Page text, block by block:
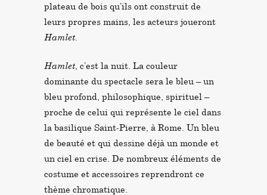
plateau de bois qu’ils ont construit de
leurs propres mains, les acteurs joueront
Hamlet
Hamlet , c’est la nuit. La couleur
dominante du spectacle sera le bleu – un
bleu profond, philosophique, spirituel –
proche de celui qui représente le ciel dans
la basilique Saint-Pierre, à Rome. Un bleu
de beauté et qui dessine déjà un monde et
un ciel en crise. De nombreux éléments de
costume et accessoires reprendront ce
thème chromatique.